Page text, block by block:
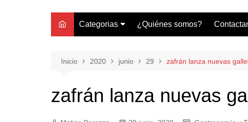
Categorias
Negocios
Lifestyle
¿Quiénes somos?
Inicio 2020 junio 29 zafrán lanza nuevas
zafrán lanza nuevas